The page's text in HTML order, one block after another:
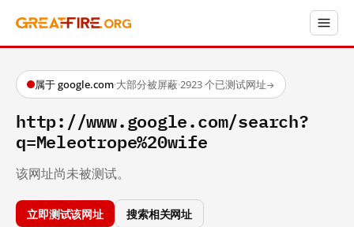
属于 google.com·大部分被屏蔽·2923 个已测试网址→
http://www.google.com/search?
q=Meleotrope%20wife
该网址尚未被测试。
立即测试该网址 搜索相关网址